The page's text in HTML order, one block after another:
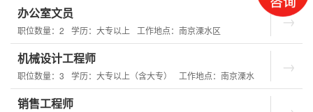
办公室文员
职位数量：2 学历：大专以上 工作地点：南京溧水区
机械设计工程师
职位数量：3 学历：大专以上（含大专） 工作地点：南京溧水
销售工程师